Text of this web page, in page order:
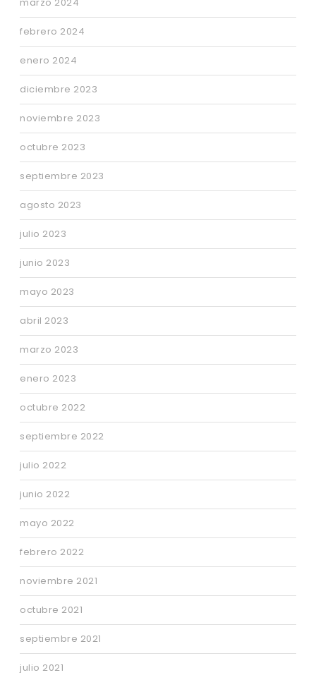
febrero 2024
enero 2024
diciembre 2023
noviembre 2023
octubre 2023
septiembre 2023
agosto 2023
julio 2023
junio 2023
mayo 2023
abril 2023
marzo 2023
enero 2023
octubre 2022
septiembre 2022
julio 2022
junio 2022
mayo 2022
febrero 2022
noviembre 2021
octubre 2021
septiembre 2021
julio 2021